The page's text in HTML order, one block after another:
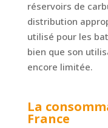
réservoirs de
distribution
utilisé pour les
bien que son
encore limitée.
La
France